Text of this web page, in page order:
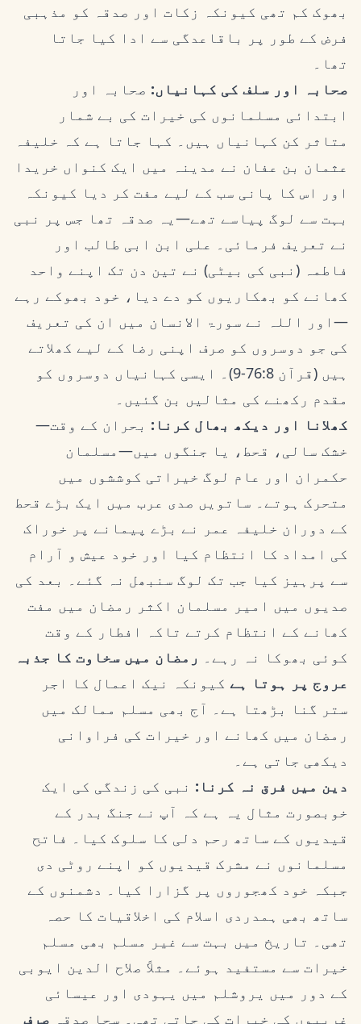
بھوک کم تھی کیونکہ زکات اور صدقہ کو مذہبی
فرض کے طور پر باقاعدگی سے ادا کیا جاتا
تھا۔
صحابہ اور سلف کی کہانیاں: صحابہ اور
ابتدائی مسلمانوں کی خیرات کی بے شمار
متاثر کن کہانیاں ہیں۔ کہا جاتا ہے کہ خلیفہ
عثمان بن عفان نے مدینہ میں ایک کنواں خریدا
اور اس کا پانی سب کے لیے مفت کر دیا کیونکہ
بہت سے لوگ پیاسے تھے—یہ صدقہ تھا جس پر نبی
نے تعریف فرمائی۔ علی ابن ابی طالب اور
فاطمہ (نبی کی بیٹی) نے تین دن تک اپنے واحد
کھانے کو بھکاریوں کو دے دیا، خود بھوکے رہے
—اور اللہ نے سورۃ الانسان میں ان کی تعریف
کی جو دوسروں کو صرف اپنی رضا کے لیے کھلاتے
ہیں (قرآن 76:8-9)۔ ایسی کہانیاں دوسروں کو
مقدم رکھنے کی مثالیں بن گئیں۔
کھلانا اور دیکھ بھال کرنا: بحران کے وقت—
خشک سالی، قحط، یا جنگوں میں—مسلمان
حکمران اور عام لوگ خیراتی کوششوں میں
متحرک ہوتے۔ ساتویں صدی عرب میں ایک بڑے قحط
کے دوران خلیفہ عمر نے بڑے پیمانے پر خوراک
کی امداد کا انتظام کیا اور خود عیش و آرام
سے پرہیز کیا جب تک لوگ سنبھل نہ گئے۔ بعد کی
صدیوں میں امیر مسلمان اکثر رمضان میں مفت
کھانے کے انتظام کرتے تاکہ افطار کے وقت
کوئی بھوکا نہ رہے۔ رمضان میں سخاوت کا جذبہ
عروج پر ہوتا ہے کیونکہ نیک اعمال کا اجر
ستر گنا بڑھتا ہے۔ آج بھی مسلم ممالک میں
رمضان میں کھانے اور خیرات کی فراوانی
دیکھی جاتی ہے۔
دین میں فرق نہ کرنا: نبی کی زندگی کی ایک
خوبصورت مثال یہ ہے کہ آپ نے جنگ بدر کے
قیدیوں کے ساتھ رحم دلی کا سلوک کیا۔ فاتح
مسلمانوں نے مشرک قیدیوں کو اپنے روٹی دی
جبکہ خود کھجوروں پر گزارا کیا۔ دشمنوں کے
ساتھ بھی ہمدردی اسلام کی اخلاقیات کا حصہ
تھی۔ تاریخ میں بہت سے غیر مسلم بھی مسلم
خیرات سے مستفید ہوئے۔ مثلاً صلاح الدین ایوبی
کے دور میں یروشلم میں یہودی اور عیسائی
غریبوں کی خیرات کی جاتی تھی۔ سچا صدقہ صرف